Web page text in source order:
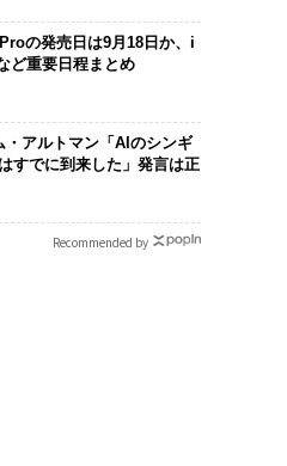
ックコンサルタ
長の"北極星"。
無力感を乗り越
た、防災一筋20
アフリカの農
手にした「次
の発売日は9月18日か、i
ど重要日程まとめ
・アルトマン「AIのシンギ
すでに到来した」発言は正
Recommended by